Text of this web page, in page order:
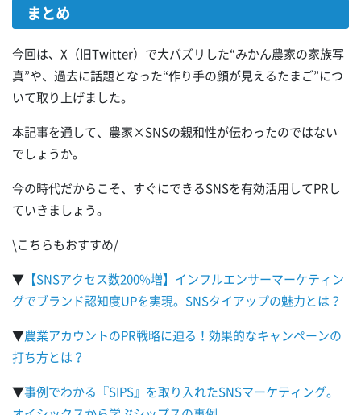
まとめ
今回は、X（旧Twitter）で大バズリした“みかん農家の家族写
真”や、過去に話題となった“作り手の顔が見えるたまご”につ
いて取り上げました。
本記事を通して、農家×SNSの親和性が伝わったのではない
でしょうか。
今の時代だからこそ、すぐにできるSNSを有効活用してPRし
ていきましょう。
\こちらもおすすめ/
▼ 【SNSアクセス数200%増】インフルエンサーマーケティン
グでブランド認知度UPを実現。SNSタイアップの魅力とは？
▼農業アカウントのPR戦略に迫る！効果的なキャンペーンの
打ち方とは？
▼事例でわかる『SIPS』を取り入れたSNSマーケティング。